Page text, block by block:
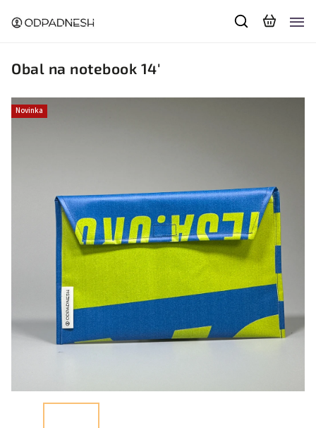
Obal na notebook 14'
Novinka